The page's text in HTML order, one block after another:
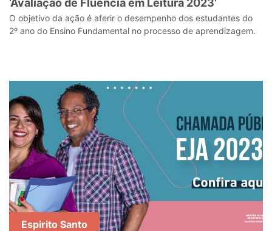
‘Avaliação de Fluência em Leitura 2023’
O objetivo da ação é aferir o desempenho dos estudantes do
2º ano do Ensino Fundamental no processo de aprendizagem.
Espirito Santo